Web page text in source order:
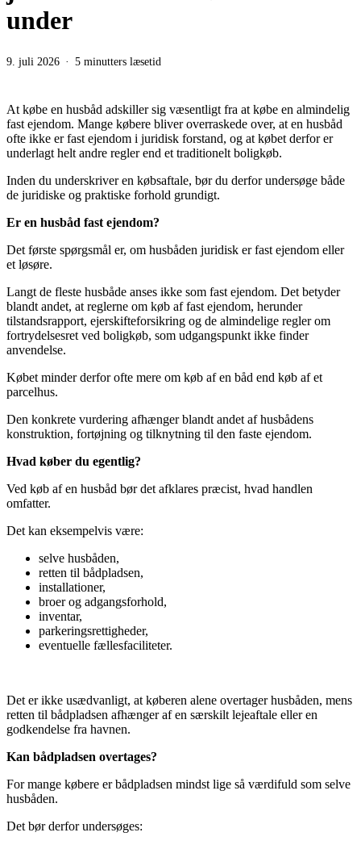
under
9. juli 2026 5 minutters læsetid
At købe en husbåd adskiller sig væsentligt fra at købe en almindelig
fast ejendom. Mange købere bliver overraskede over, at en husbåd
ofte ikke er fast ejendom i juridisk forstand, og at købet derfor er
underlagt helt andre regler end et traditionelt boligkøb.
Inden du underskriver en købsaftale, bør du derfor undersøge både
de juridiske og praktiske forhold grundigt.
Er en husbåd fast ejendom?
Det første spørgsmål er, om husbåden juridisk er fast ejendom eller
et løsøre.
Langt de fleste husbåde anses ikke som fast ejendom. Det betyder
blandt andet, at reglerne om køb af fast ejendom, herunder
tilstandsrapport, ejerskifteforsikring og de almindelige regler om
fortrydelsesret ved boligkøb, som udgangspunkt ikke finder
anvendelse.
Købet minder derfor ofte mere om køb af en båd end køb af et
parcelhus.
Den konkrete vurdering afhænger blandt andet af husbådens
konstruktion, fortøjning og tilknytning til den faste ejendom.
Hvad køber du egentlig?
Ved køb af en husbåd bør det afklares præcist, hvad handlen
omfatter.
Det kan eksempelvis være:
selve husbåden,
retten til bådpladsen,
installationer,
broer og adgangsforhold,
inventar,
parkeringsrettigheder,
eventuelle fællesfaciliteter.
Det er ikke usædvanligt, at køberen alene overtager husbåden, mens
retten til bådpladsen afhænger af en særskilt lejeaftale eller en
godkendelse fra havnen.
Kan bådpladsen overtages?
For mange købere er bådpladsen mindst lige så værdifuld som selve
husbåden.
Det bør derfor undersøges: